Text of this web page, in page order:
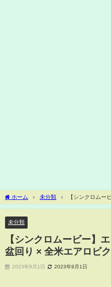
ホーム 未分類
【シンクロムー
米エアロビクス選手権)
未分類
【シンクロムービー】
盆回り × 全米エアロビ
2023年9月1日 2023年9月1日